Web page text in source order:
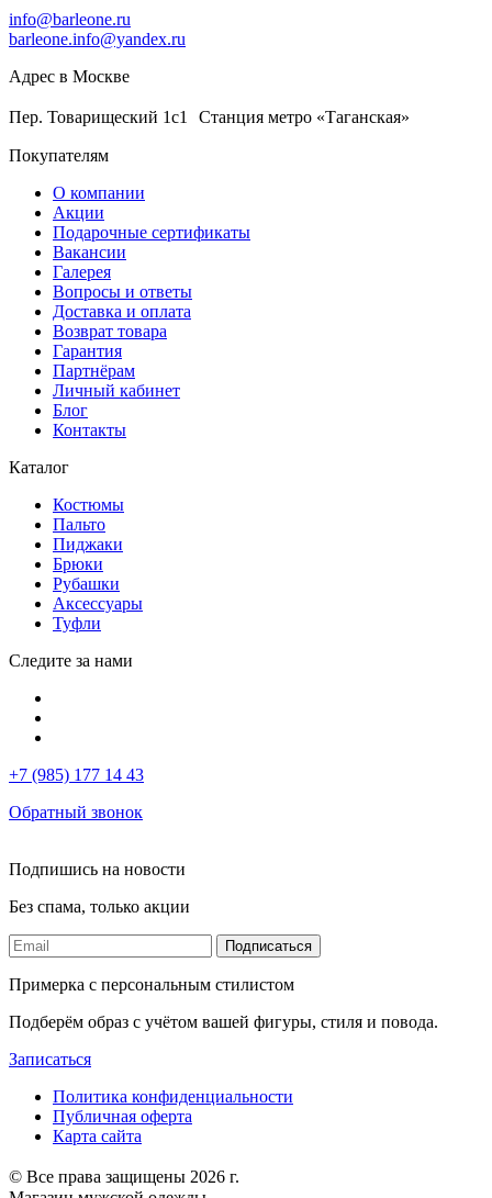
info@barleone.ru
barleone.info@yandex.ru
Адрес в Москве
Пер. Товарищеский 1с1 Станция метро «Таганская»
Покупателям
О компании
Акции
Подарочные сертификаты
Вакансии
Галерея
Вопросы и ответы
Доставка и оплата
Возврат товара
Гарантия
Партнёрам
Личный кабинет
Блог
Контакты
Каталог
Костюмы
Пальто
Пиджаки
Брюки
Рубашки
Аксессуары
Туфли
Следите за нами
+7 (985) 177 14 43
Обратный звонок
Подпишись на новости
Без спама, только акции
Подписаться
Примерка с персональным стилистом
Подберём образ с учётом вашей фигуры, стиля и повода.
Записаться
Политика конфиденциальности
Публичная оферта
Карта сайта
© Все права защищены 2026 г.